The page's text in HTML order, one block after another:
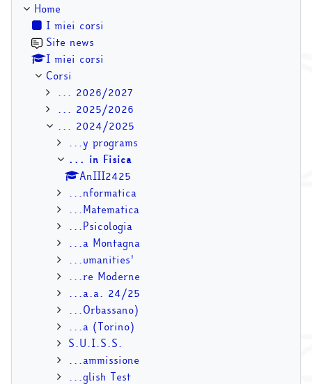
Home
I miei corsi
Site news
I miei corsi
Corsi
... 2026/2027
... 2025/2026
... 2024/2025
...y programs
... in Fisica
AnIII2425
...nformatica
...Matematica
...Psicologia
...a Montagna
...umanities'
...re Moderne
...a.a. 24/25
...Orbassano)
...a (Torino)
S.U.I.S.S.
...ammissione
...glish Test